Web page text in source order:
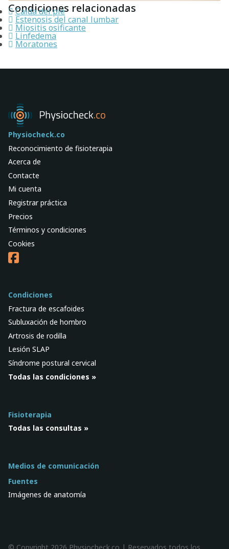
Condiciones relacionadas
Caída del pie
Estenosis del canal lumbar
Miositis osificante
Linfedema
Moratones
Physiocheck.co
Reconocimiento de fisioterapia
Acerca de
Contacte
Mi cuenta
Registrar práctica
Precios
Términos y condiciones
Cookies
Condiciones
Fractura de escafoides
Subluxación de hombro
Artrosis de rodilla
Lesión SLAP
Síndrome postural cervical
Todas las condiciones »
Fisioterapia
Todas las consultas »
Medios de comunicación
Fuentes
Imágenes de anatomía